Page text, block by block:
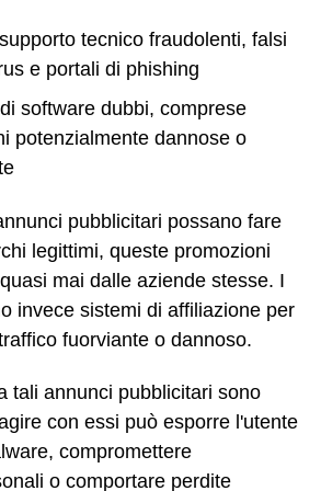
tecnico fraudolenti, falsi
e portali di phishing
software dubbi, comprese
potenzialmente dannose o
pubblicitari possano fare
legittimi, queste promozioni
mai dalle aziende stesse. I
invece sistemi di affiliazione per
fuorviante o dannoso.
tali annunci pubblicitari sono
con essi può esporre l'utente
compromettere
o comportare perdite